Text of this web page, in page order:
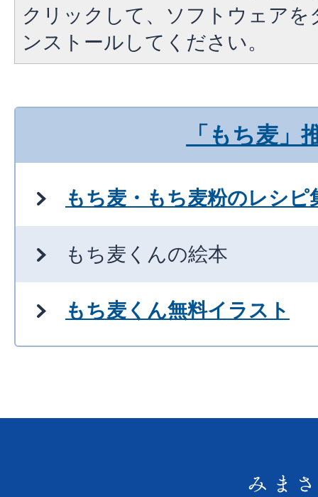
クリックして、ソフトウェア
ンストールしてください。
「もち麦」
もち麦・もち麦粉のレシピ
もち麦くんの絵本
もち麦くん無料イラスト